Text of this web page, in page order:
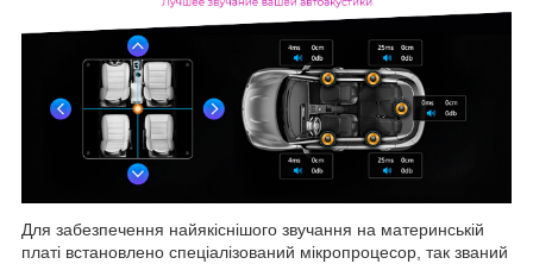
Для забезпечення найякіснішого звучання на материнській
платі встановлено спеціалізований мікропроцесор, так званий